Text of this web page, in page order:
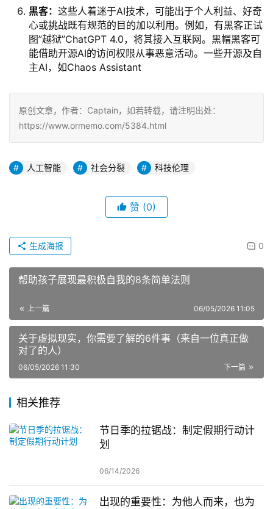
黑客： 这些人着迷于AI技术，可能出于个人利益、好奇
心或挑战既有规范的目的加以利用。例如，有黑客正试
图”越狱”ChatGPT 4.0，将其接入互联网。黑帽黑客可
能借助开源AI的访问权限从事恶意活动。一些开源及自
主AI，如Chaos Assistant
原创文章，作者：Captain，如若转载，请注明出处：
https://www.ormemo.com/5384.html
人工智能 社会分裂 科技伦理
赞 (0)
0
生成海报
帮助孩子展现最积极自我的8条简单法则
上一篇 06/05/2026 11:05
关于虚拟现实，你需要了解的6件事（来自一位真正做
对了的人）
下一篇
06/05/2026 11:30
相关推荐
节日季的拉锯战：制定假期行动计
划
06/14/2026
出现的重要性：为他人而来，也为